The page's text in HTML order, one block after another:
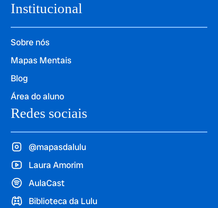
Institucional
Sobre nós
Mapas Mentais
Blog
Área do aluno
Redes sociais
@mapasdalulu
Laura Amorim
AulaCast
Biblioteca da Lulu